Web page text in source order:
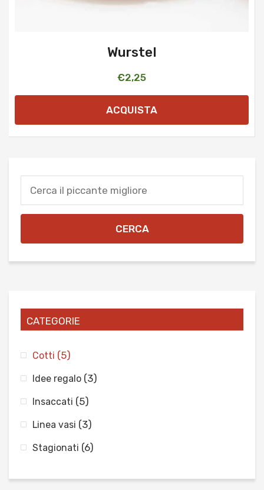
Wurstel
€2,25
ACQUISTA
CERCA
CATEGORIE
Cotti (5)
Idee regalo (3)
Insaccati (5)
Linea vasi (3)
Stagionati (6)